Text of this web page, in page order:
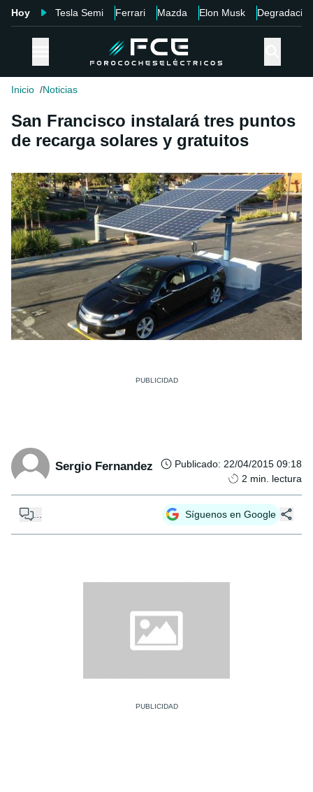
Hoy Tesla Semi Ferrari Mazda Elon Musk Degradación
Inicio Noticias
San Francisco instalará tres puntos
de recarga solares y gratuitos
Sergio Fernandez Publicado: 22/04/2015 09:18
2 min. lectura
Síguenos en Google